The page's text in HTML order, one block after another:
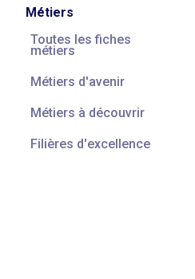
Métiers
Toutes les fiches
métiers
Métiers d'avenir
Métiers à découvrir
Filières d'excellence